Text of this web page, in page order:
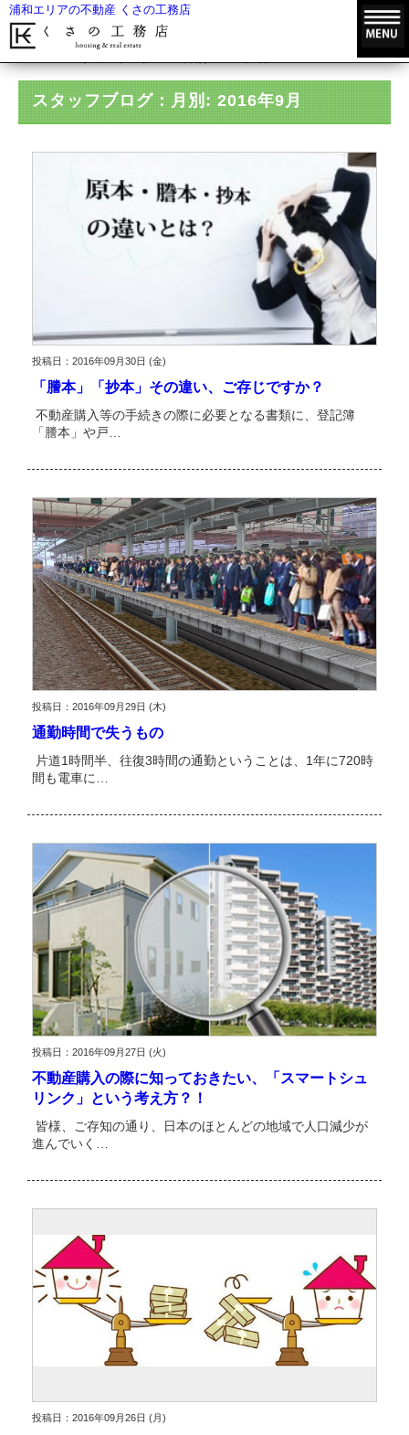
浦和エリアの不動産 くさの工務店
スタッフブログ：月別: 2016年9月
投稿日：2016年09月30日 (金)
「謄本」「抄本」その違い、ご存じですか？
不動産購入等の手続きの際に必要となる書類に、登記簿
「謄本」や戸…
投稿日：2016年09月29日 (木)
通勤時間で失うもの
片道1時間半、往復3時間の通勤ということは、1年に720時
間も電車に…
投稿日：2016年09月27日 (火)
不動産購入の際に知っておきたい、「スマートシュ
リンク」という考え方？！
皆様、ご存知の通り、日本のほとんどの地域で人口減少が
進んでいく…
投稿日：2016年09月26日 (月)